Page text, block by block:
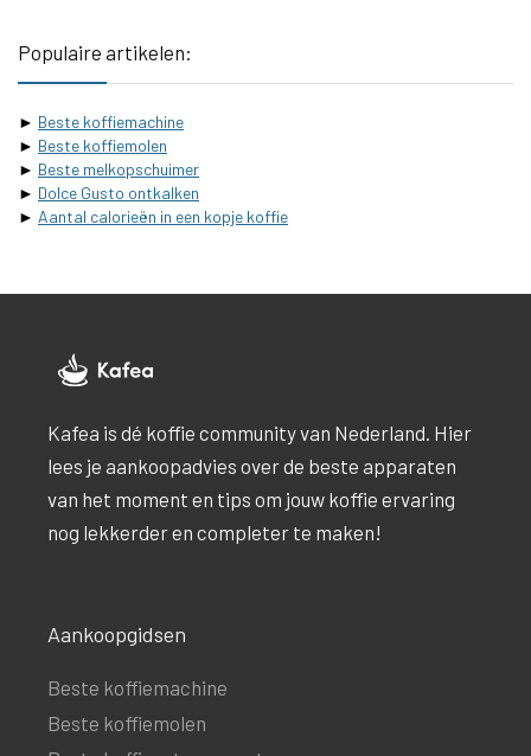
Populaire artikelen:
► Beste koffiemachine
► Beste koffiemolen
► Beste melkopschuimer
► Dolce Gusto ontkalken
► Aantal calorieën in een kopje koffie
Kafea is dé koffie community van Nederland. Hier
lees je aankoopadvies over de beste apparaten
van het moment en tips om jouw koffie ervaring
nog lekkerder en completer te maken!
Aankoopgidsen
Beste koffiemachine
Beste koffiemolen